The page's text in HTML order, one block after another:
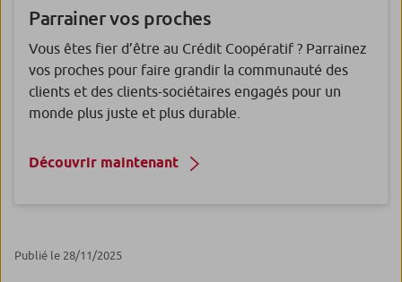
Parrainer vos proches
Vous êtes fier d’être au Crédit Coopératif ? Parrainez
vos proches pour faire grandir la communauté des
clients et des clients-sociétaires engagés pour un
monde plus juste et plus durable.
Découvrir maintenant
Publié le 28/11/2025